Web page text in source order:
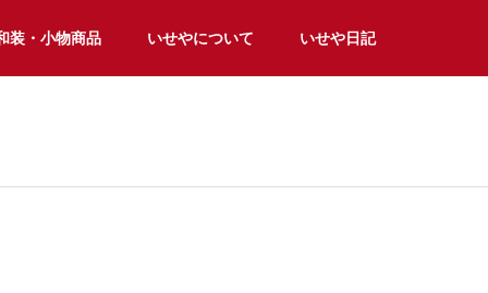
装・小物商品 いせやについて いせや日記